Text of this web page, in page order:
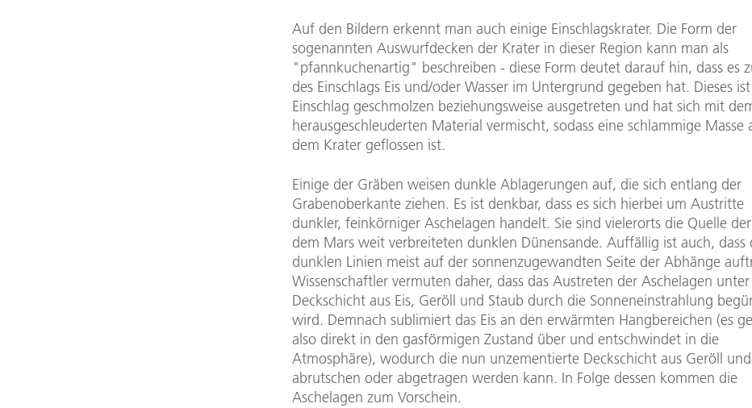
Auf den Bildern erkennt man auch einige Einschlagskrater. Die Form der
sogenannten Auswurfdecken der Krater in dieser Region kann man als
"pfannkuchenartig" beschreiben - diese Form deutet darauf hin, dass es
des Einschlags Eis und/oder Wasser im Untergrund gegeben hat. Dieses
Einschlag geschmolzen beziehungsweise ausgetreten und hat sich mit
herausgeschleuderten Material vermischt, sodass eine schlammige Masse
dem Krater geflossen ist.
Einige der Gräben weisen dunkle Ablagerungen auf, die sich entlang der
Grabenoberkante ziehen. Es ist denkbar, dass es sich hierbei um Austritte
dunkler, feinkörniger Aschelagen handelt. Sie sind vielerorts die Quelle
dem Mars weit verbreiteten dunklen Dünensande. Auffällig ist auch, dass
dunklen Linien meist auf der sonnenzugewandten Seite der Abhänge
Wissenschaftler vermuten daher, dass das Austreten der Aschelagen
Deckschicht aus Eis, Geröll und Staub durch die Sonneneinstrahlung
wird. Demnach sublimiert das Eis an den erwärmten Hangbereichen (es
also direkt in den gasförmigen Zustand über und entschwindet in die
Atmosphäre), wodurch die nun unzementierte Deckschicht aus Geröll
abrutschen oder abgetragen werden kann. In Folge dessen kommen die
Aschelagen zum Vorschein.